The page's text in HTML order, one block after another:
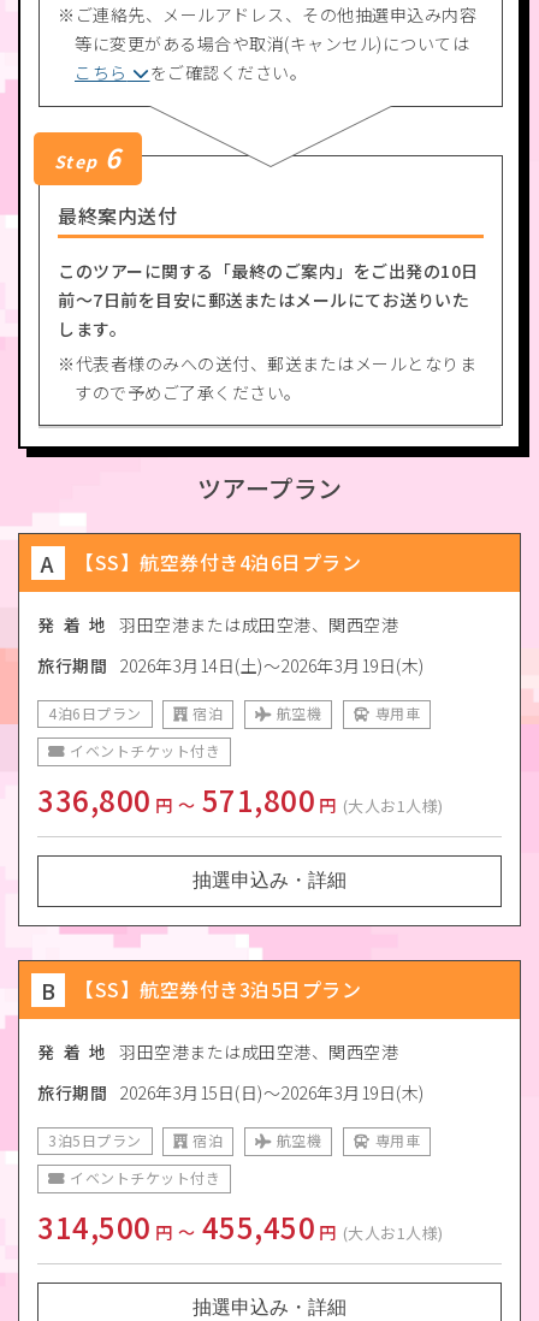
ご連絡先、メールアドレス、その他抽選申込み内容
等に変更がある場合や取消(キャンセル)については
こちら
をご確認ください。
Step 6
最終案内送付
このツアーに関する「最終のご案内」をご出発の10日
前〜7日前を目安に郵送またはメールにてお送りいた
します。
代表者様のみへの送付、郵送またはメールとなりま
すので予めご了承ください。
ツアープラン
A 【SS】航空券付き4泊6日プラン
発 着 地 羽田空港または成田空港、関西空港
旅行期間 2026年3月14日(土)～2026年3月19日(木)
4泊6日プラン 宿泊 航空機
専用車
イベントチケット付き
336,800 円 〜 571,800 円 (大人お1人様)
抽選申込み・詳細
B 【SS】航空券付き3泊5日プラン
発 着 地 羽田空港または成田空港、関西空港
旅行期間 2026年3月15日(日)～2026年3月19日(木)
3泊5日プラン 宿泊 航空機
専用車
イベントチケット付き
314,500 円 〜 455,450 円 (大人お1人様)
抽選申込み・詳細